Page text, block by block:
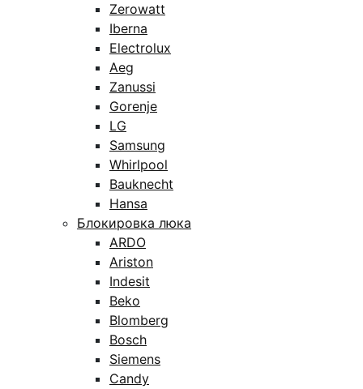
Zerowatt
Iberna
Electrolux
Aeg
Zanussi
Gorenje
LG
Samsung
Whirlpool
Bauknecht
Hansa
Блокировка люка
ARDO
Ariston
Indesit
Beko
Blomberg
Bosch
Siemens
Candy